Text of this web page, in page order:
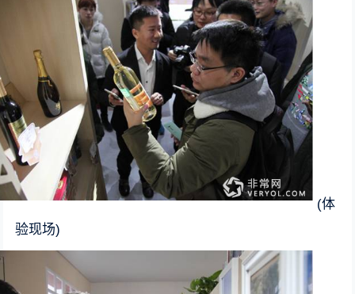
(体
验现场)